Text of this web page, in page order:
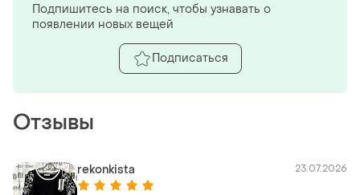
Отзывы
rekonkista 23.07.2026
Подпишитесь на поиск, чтобы узнавать о
появлении новых вещей
Подписаться